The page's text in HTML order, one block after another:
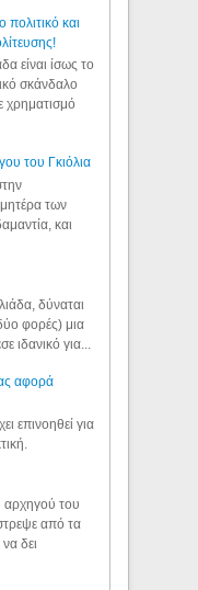
και
είναι ίσως το
σκάνδαλο
χρηματισμό
του Γκιόλια
των
και
δύναται
φορές) μια
για...
αφορά
επινοηθεί για
του
από τα
δει